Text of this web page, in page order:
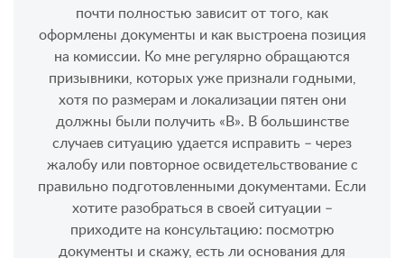
почти полностью зависит от того, как
оформлены документы и как выстроена позиция
на комиссии. Ко мне регулярно обращаются
призывники, которых уже признали годными,
хотя по размерам и локализации пятен они
должны были получить «В». В большинстве
случаев ситуацию удается исправить – через
жалобу или повторное освидетельствование с
правильно подготовленными документами. Если
хотите разобраться в своей ситуации –
приходите на консультацию: посмотрю
документы и скажу, есть ли основания для